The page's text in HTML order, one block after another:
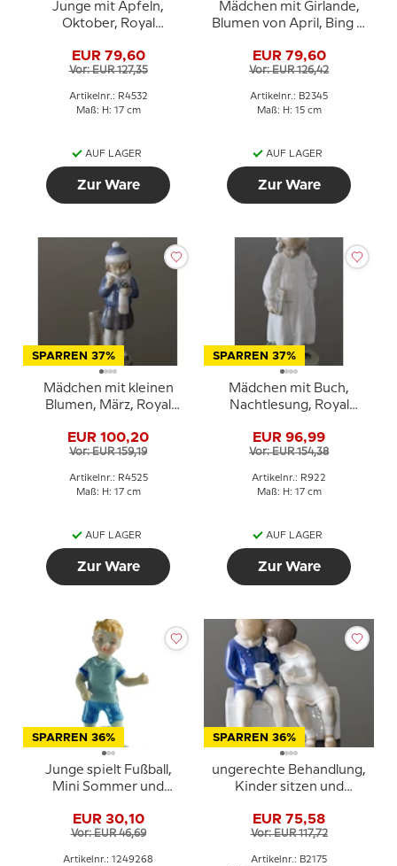
Junge mit Äpfeln,
Oktober, Royal
Figur Nr. 4532
EUR 79,60
Vor: EUR 127,35
Artikelnr.: R4532
Maß: H: 17 cm
AUF LAGER
Zur Ware
Mädchen mit Girlande,
Blumen von April, Bing &
EUR 79,60
Vor: EUR 126,42
Artikelnr.: B2345
Maß: H: 15 cm
AUF LAGER
Zur Ware
SPARREN 37%
Mädchen mit kleinen
Blumen, März, Royal
Figur Nr. 4525
EUR 100,20
Vor: EUR 159,19
Artikelnr.: R4525
Maß: H: 17 cm
AUF LAGER
Zur Ware
SPARREN 37%
Mädchen mit Buch,
Nachtlesung, Royal
922
EUR 96,99
Vor: EUR 154,38
Artikelnr.: R922
Maß: H: 17 cm
AUF LAGER
Zur Ware
SPARREN 36%
Junge spielt Fußball,
Mini Sommer und
Copenhagen Figur Nr.
268
EUR 30,10
Vor: EUR 46,69
Artikelnr.: 1249268
SPARREN 36%
ungerechte Behandlung,
Kinder sitzen und
Gröndahl Figur Nr. 2175
EUR 75,58
Vor: EUR 117,72
Artikelnr.: B2175